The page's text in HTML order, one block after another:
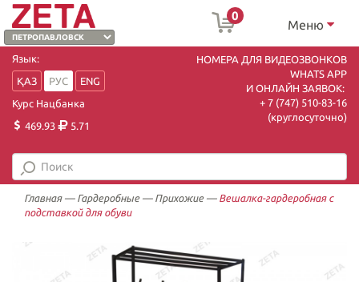
0
Меню
Язык:
ҚАЗ
РУС
ENG
Курс Нацбанка
469.93
5.71
НОМЕРА ДЛЯ ВИДЕОЗВОНКОВ
WHATS APP
И ОНЛАЙН ЗАЯВОК:
+ 7 (747) 510-83-16
(круглосуточно)
Главная— Гардеробные— Прихожие— Вешалка-гардеробная с
подставкой для обуви